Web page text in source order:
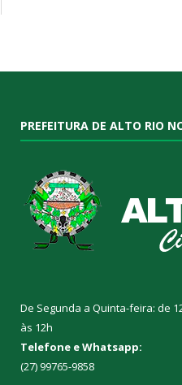
PREFEITURA DE ALTO RIO
De Segunda a Quinta-feira: de
às 12h
Telefone e Whatsapp:
(27) 99765-9858